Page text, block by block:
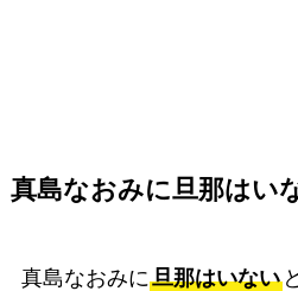
真島なおみに旦那はい
真島なおみに旦那はいない